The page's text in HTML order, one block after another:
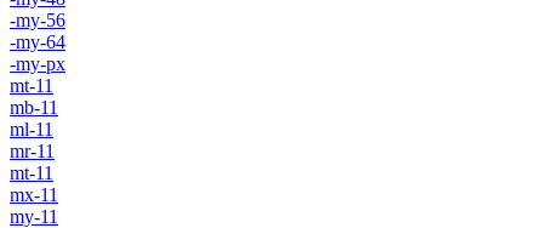
-my-56
-my-64
-my-px
mt-11
mb-11
ml-11
mr-11
mt-11
mx-11
my-11